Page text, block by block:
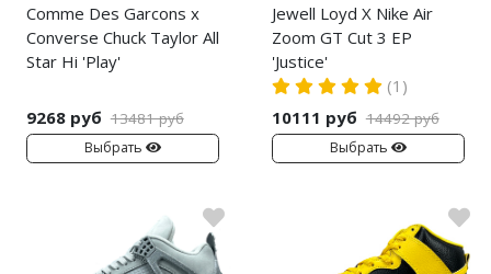
Comme Des Garcons x
Converse Chuck Taylor All
Star Hi 'Play'
9268 руб 13481 руб
Выбрать
Jewell Loyd X Nike Air
Zoom GT Cut 3 EP
'Justice'
(1)
10111 руб 14492 руб
Выбрать